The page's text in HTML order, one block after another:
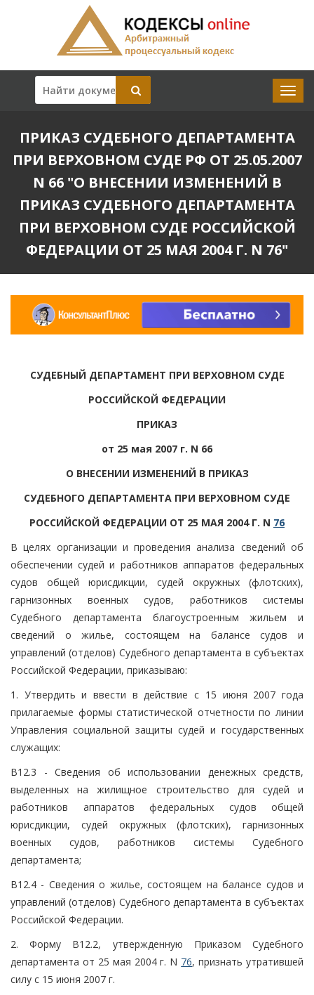
ПРИКАЗ СУДЕБНОГО ДЕПАРТАМЕНТА
ПРИ ВЕРХОВНОМ СУДЕ РФ ОТ 25.05.2007
N 66 "О ВНЕСЕНИИ ИЗМЕНЕНИЙ В
ПРИКАЗ СУДЕБНОГО ДЕПАРТАМЕНТА
ПРИ ВЕРХОВНОМ СУДЕ РОССИЙСКОЙ
ФЕДЕРАЦИИ ОТ 25 МАЯ 2004 Г. N 76"
СУДЕБНЫЙ ДЕПАРТАМЕНТ ПРИ ВЕРХОВНОМ СУДЕ
РОССИЙСКОЙ ФЕДЕРАЦИИ
ПРИКАЗ
от 25 мая 2007 г. N 66
О ВНЕСЕНИИ ИЗМЕНЕНИЙ В ПРИКАЗ
СУДЕБНОГО ДЕПАРТАМЕНТА ПРИ ВЕРХОВНОМ СУДЕ
РОССИЙСКОЙ ФЕДЕРАЦИИ ОТ 25 МАЯ 2004 Г. N 76
В целях организации и проведения анализа сведений об
обеспечении судей и работников аппаратов федеральных
судов общей юрисдикции, судей окружных (флотских),
гарнизонных военных судов, работников системы
Судебного департамента благоустроенным жильем и
сведений о жилье, состоящем на балансе судов и
управлений (отделов) Судебного департамента в субъектах
Российской Федерации, приказываю:
1. Утвердить и ввести в действие с 15 июня 2007 года
прилагаемые формы статистической отчетности по линии
Управления социальной защиты судей и государственных
служащих:
В12.3 - Сведения об использовании денежных средств,
выделенных на жилищное строительство для судей и
работников аппаратов федеральных судов общей
юрисдикции, судей окружных (флотских), гарнизонных
военных судов, работников системы Судебного
департамента;
В12.4 - Сведения о жилье, состоящем на балансе судов и
управлений (отделов) Судебного департамента в субъектах
Российской Федерации.
2. Форму В12.2, утвержденную Приказом Судебного
департамента от 25 мая 2004 г. N 76, признать утратившей
силу с 15 июня 2007 г.